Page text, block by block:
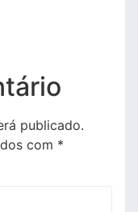
publicado.
com *